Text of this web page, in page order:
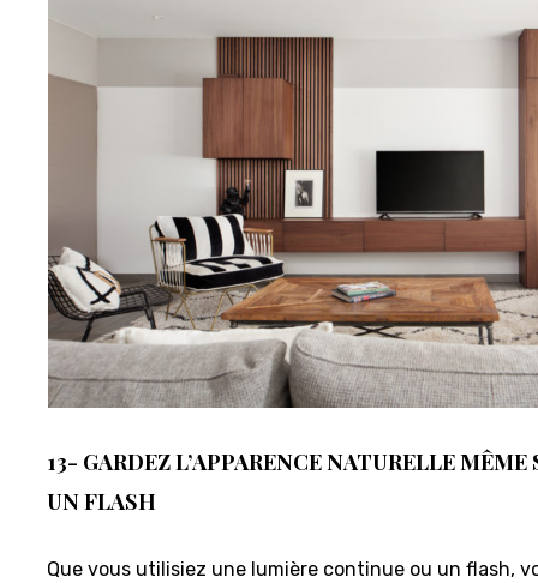
13- GARDEZ L’APPARENCE NATURELLE
UN FLASH
Que vous utilisiez une lumière continue ou un flash,